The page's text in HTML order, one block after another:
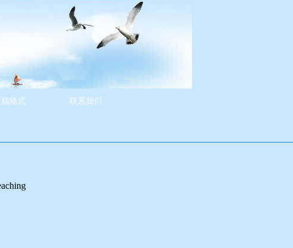
格式 联系我们